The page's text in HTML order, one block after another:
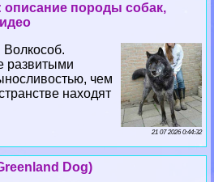
описание породы собак,
развитыми
чем
находят
21 07 2026 0:44:32
Dog)